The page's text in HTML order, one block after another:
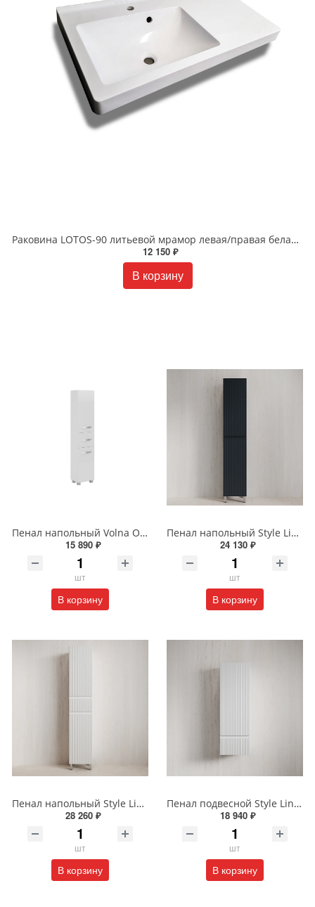
Раковина LOTOS-90 литьевой мрамор левая/правая белая LOTOS-90
12 150 ₽
В корзину
Пенал напольный Volna Onda 40 tpONDA80.2Y-01 белый
15 890 ₽
шт
В корзину
Пенал напольный Style Line МАРОККО 36 см ЛС-00002512 графит
24 130 ₽
шт
В корзину
Пенал напольный Style Line МАРОККО 36 см ЛС-00002515 белый матовый
28 260 ₽
шт
В корзину
Пенал подвесной Style Line МАРОККО 36 см ЛС-00002523 белый матовый
18 940 ₽
шт
В корзину